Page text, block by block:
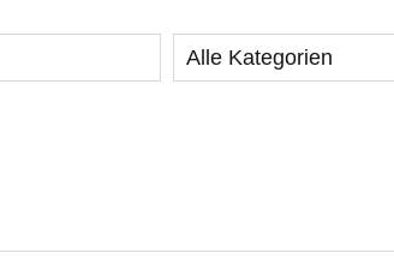
Alle Kategorien